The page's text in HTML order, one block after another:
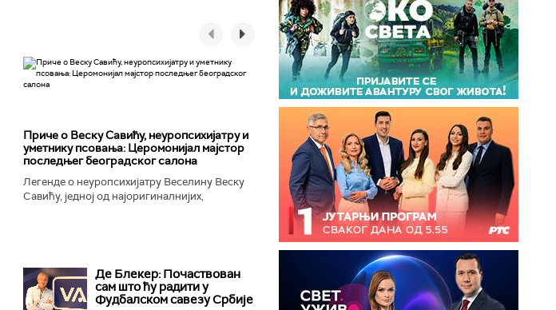
Приче о Веску Савићу, неуропсихијатру и
уметнику псовања: Церомонијал мајстор
последњег београдског салона
Легенде о неуропсихијатру Веселину Веску
Савићу, једној од најоригиналнијих,
Де Блекер: Почаствован
сам што ћу радити у
Фудбалском савезу Србије